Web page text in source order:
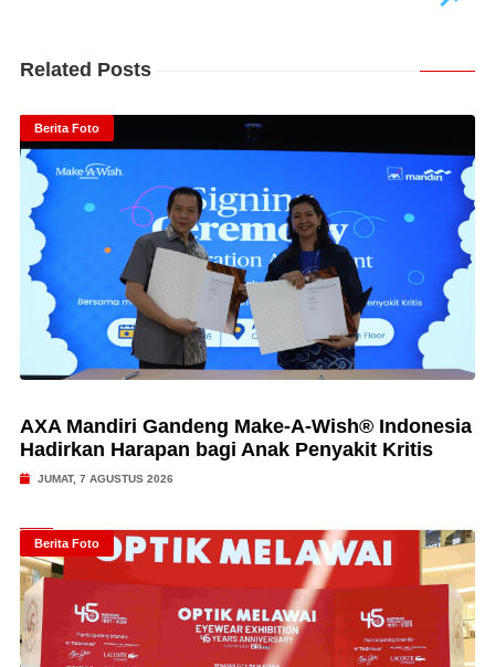
Related Posts
Berita Foto
AXA Mandiri Gandeng Make-A-Wish® Indonesia
Hadirkan Harapan bagi Anak Penyakit Kritis
JUMAT, 7 AGUSTUS 2026
Berita Foto